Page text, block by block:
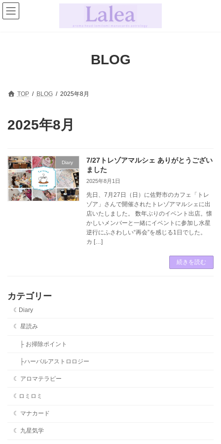
コ
ン
テ
ナ
ビ
ゲ
BLOG
TOP BLOG 2025年8月
2025年8月
Diary
7/27トレゾアマルシェ ありがとうござい
ました
2025年8月1日
先日、7月27日（日）に佐野市のカフェ「トレ
ゾア」さんで開催されたトレゾアマルシェに出
店いたしました。 数年ぶりのイベント出店。懐
かしいメンバーと一緒にイベントに参加し水星
逆行にふさわしい“再会”を感じる1日でした。
カ […]
続きを読む
カテゴリー
☾Diary
☾ 星読み
├ お掃除ポイント
├ハーバルアストロロジー
☾ アロマテラピー
☾ロミロミ
☾ マナカード
☾ 九星気学